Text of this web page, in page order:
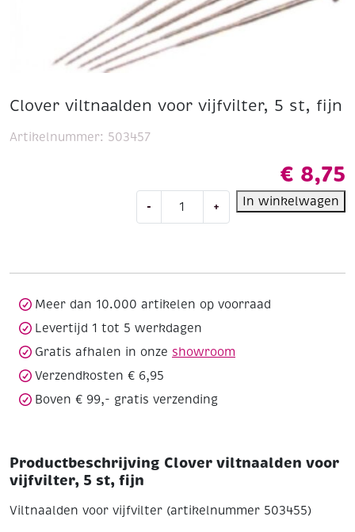
Clover viltnaalden voor vijfvilter, 5 st, fijn
€ 8,75
-
viltnaalden
fijn
aantal
+ In winkelwagen
Artikelnummer: 503457
Meer dan 10.000 artikelen op voorraad
Levertijd 1 tot 5 werkdagen
Gratis afhalen in onze showroom
Verzendkosten € 6,95
Boven € 99,- gratis verzending
Productbeschrijving Clover viltnaalden voor
vijfvilter, 5 st, fijn
Viltnaalden voor vijfvilter (artikelnummer 503455)